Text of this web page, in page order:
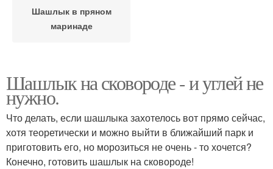
Шашлык в пряном
маринаде
Шашлык на сковороде - и углей не
нужно.
Что делать, если шашлыка захотелось вот прямо сейчас,
хотя теоретически и можно выйти в ближайший парк и
приготовить его, но морозиться не очень - то хочется?
Конечно, готовить шашлык на сковороде!